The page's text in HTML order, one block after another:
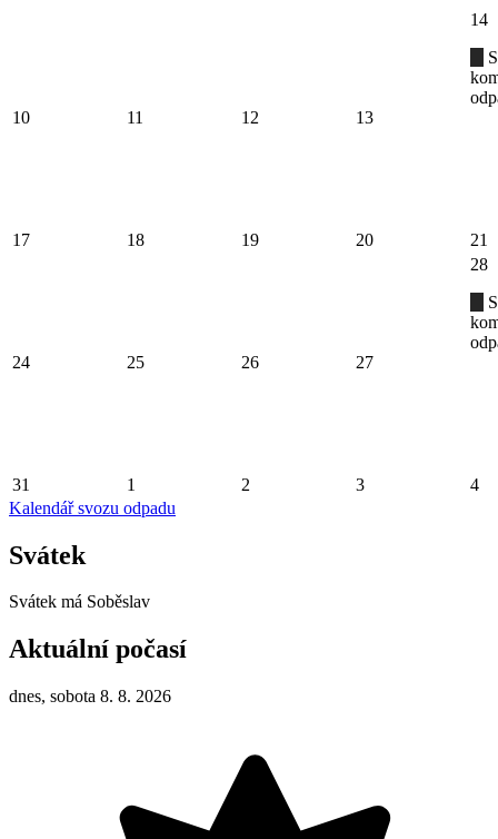
10 11 12 13
14
17 18 19 20 21
24 25 26 27
28
31 1 2 3
4
Kalendář svozu odpadu
Svátek
Svátek má Soběslav
Aktuální počasí
dnes, sobota 8. 8. 2026